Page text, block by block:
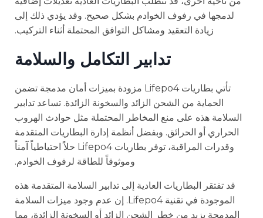
لدمجها في رفوف الخوادم بشكل صحيح. وقد يؤدي ذلك إلى
زيادة التعقيد ومشاكل التوافق المحتملة أثناء التركيب.
تدابير التكامل والسلامة
تأتي بطاريات Lifepo4 مزودة بميزات أمان مدمجة تضمن
الحماية من الشحن الزائد والسخونة الزائدة. تساعد تدابير
السلامة هذه على منع المخاطر المحتملة مثل حوادث الهروب
الحراري أو الحرائق. وبفضل أنظمة إدارة البطاريات المتقدمة
وقدرات المراقبة، توفر بطاريات Lifepo4 حلاً احتياطياً آمناً
وموثوقاً للطاقة لرفوف الخوادم.
قد تفتقر البطاريات العادية إلى تدابير السلامة المتقدمة هذه
الموجودة في تقنية Lifepo4. إن عدم وجود ميزات السلامة
المدمجة يزيد من خطر الشحن الزائد أو السخونة الزائدة، مما